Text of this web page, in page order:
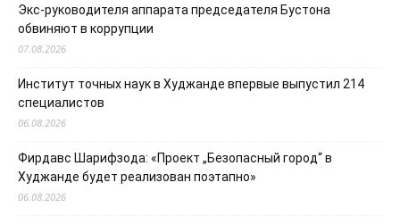
Экс-руководителя аппарата председателя Бустона
обвиняют в коррупции
07.08.2026
Институт точных наук в Худжанде впервые выпустил 214
специалистов
06.08.2026
Фирдавс Шарифзода: «Проект „Безопасный город“ в
Худжанде будет реализован поэтапно»
06.08.2026